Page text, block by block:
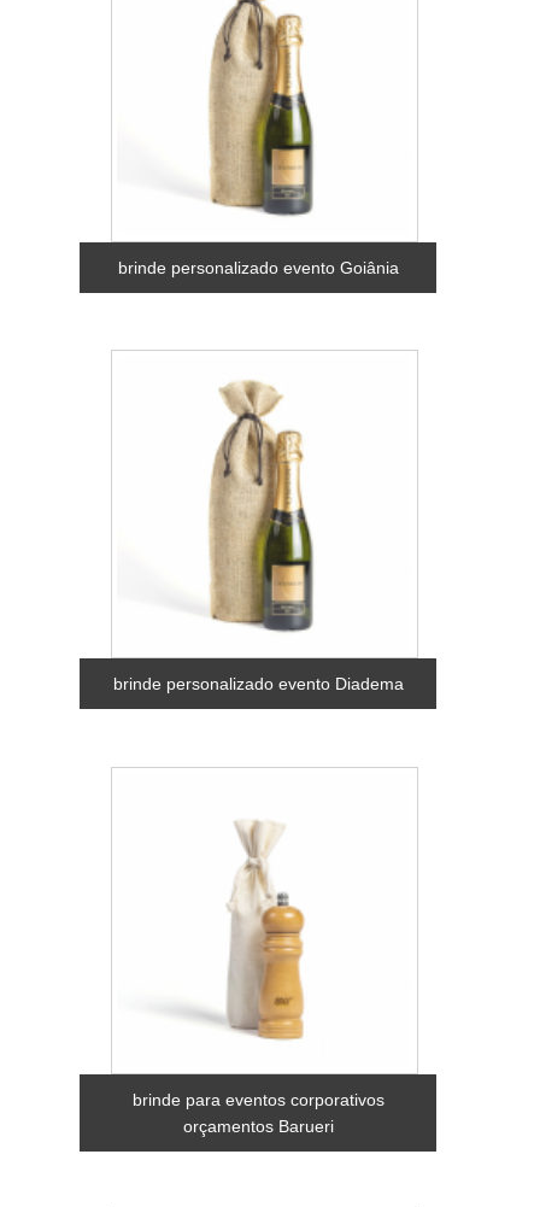
brinde personalizado evento Goiânia
brinde personalizado evento Diadema
brinde para eventos corporativos
orçamentos Barueri